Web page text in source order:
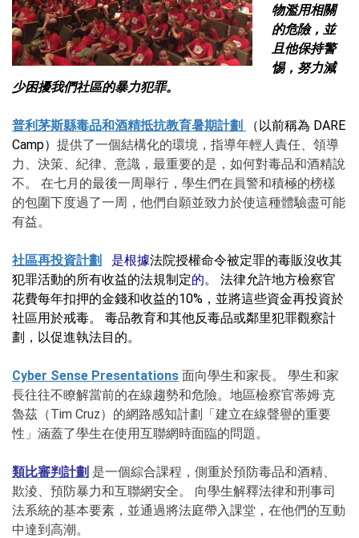
物濫用相關
的危險，並
且他保持警
惕，努力減
少困擾我們社區的暴力犯罪。
普利茅斯縣毒品和酒精抵抗教育暑期計劃
（以前稱為 DARE
Camp） 提供了一個結構化的環境，指導年輕人責任、領導
力、決策、紀律、意識，最重要的是，如何對毒品和酒精說
不。 在七月的最後一周舉行，學生們在員警和積極的榜樣
的包圍下度過了一周，他們自願並致力於使這種體驗盡可能
有益。
社區再投資計劃 是根據法院授權命令被定罪的毒販沒收其
犯罪活動的所有收益的法規制定的。 法律允許地方檢察官
花費每年扣押的金錢和收益的10%，並將這些資金再投資於
社區用於戒毒。 毒品教育和其他反毒品或鄰里犯罪觀察計
劃，以促進執法目的。
Cyber Sense Presentations 面向學生和家長。 學生和家
長往往不瞭解當前的在線趨勢和危險。地區檢察官蒂姆·克
魯茲（Tim Cruz）的網路感知計劃「建立在線聲譽的重要
性」涵蓋了學生在使用互聯網時面臨的問題。
類比審判計劃 是一個綜合課程，側重於預防毒品和酒精、
欺淩、預防暴力和互聯網安全。 向學生解釋法律和刑事司
法系統的基本要素，並通過將法庭帶入課堂，在他們的互動
中達到高潮。